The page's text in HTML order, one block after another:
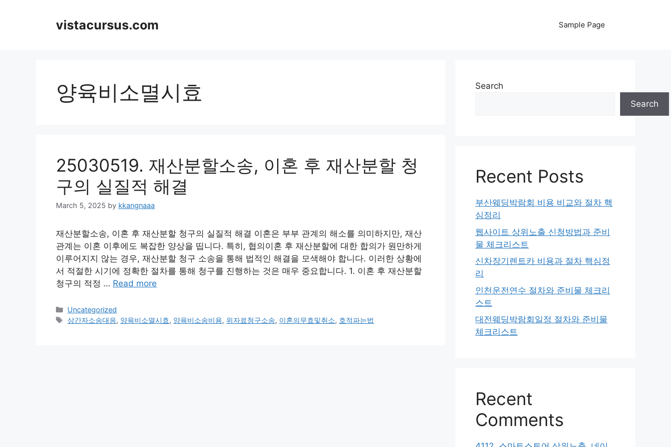
vistacursus.com Sample Page
양육비소멸시효
25030519. 재산분할소송, 이혼 후 재산분할 청
구의 실질적 해결
March 5, 2025 by kkangnaaa
재산분할소송, 이혼 후 재산분할 청구의 실질적 해결 이혼은 부부 관계의 해소를 의미하지만, 재산
관계는 이혼 이후에도 복잡한 양상을 띱니다. 특히, 협의이혼 후 재산분할에 대한 합의가 원만하게
이루어지지 않는 경우, 재산분할 청구 소송을 통해 법적인 해결을 모색해야 합니다. 이러한 상황에
서 적절한 시기에 정확한 절차를 통해 청구를 진행하는 것은 매우 중요합니다. 1. 이혼 후 재산분할
청구의 적정 … Read more
Categories
Uncategorized
Tags
상간자소송대응, 양육비소멸시효, 양육비소송비용, 위자료청구소송, 이혼의무효및취소, 호적파는법
Search
Search
Recent Posts
부산웨딩박람회 비용 비교와 절차 핵
심정리
웹사이트 상위노출 신청방법과 준비
물 체크리스트
신차장기렌트카 비용과 절차 핵심정
리
인천운전연수 절차와 준비물 체크리
스트
대전웨딩박람회일정 절차와 준비물
체크리스트
Recent
Comments